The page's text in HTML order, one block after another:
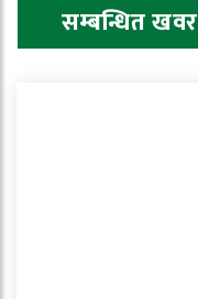
सम्बन्धित खवर